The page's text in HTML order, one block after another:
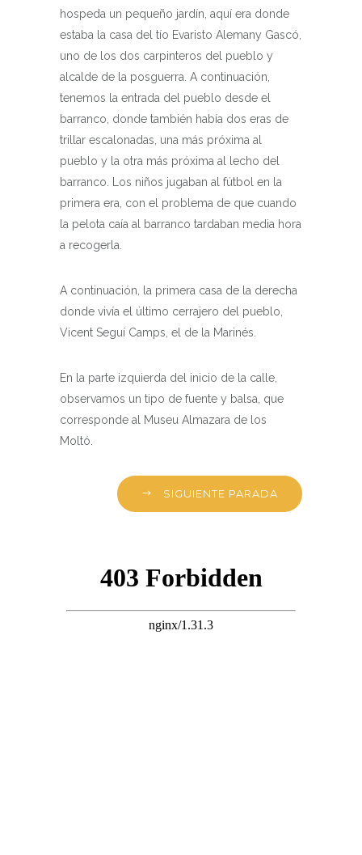
hospeda un pequeño jardín, aquí era donde
estaba la casa del tío Evaristo Alemany Gascó,
uno de los dos carpinteros del pueblo y
alcalde de la posguerra. A continuación,
tenemos la entrada del pueblo desde el
barranco, donde también había dos eras de
trillar escalonadas, una más próxima al
pueblo y la otra más próxima al lecho del
barranco. Los niños jugaban al fútbol en la
primera era, con el problema de que cuando
la pelota caía al barranco tardaban media hora
a recogerla.
A continuación, la primera casa de la derecha
donde vivía el último cerrajero del pueblo,
Vicent Seguí Camps, el de la Marinés.
En la parte izquierda del inicio de la calle,
observamos un tipo de fuente y balsa, que
corresponde al Museu Almazara de los
Moltó.
SIGUIENTE PARADA